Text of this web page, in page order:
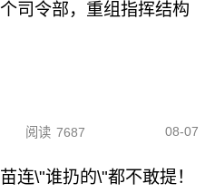
司令部，重组指挥结构
阅读 7687 08-07
连\"谁扔的\"都不敢提！